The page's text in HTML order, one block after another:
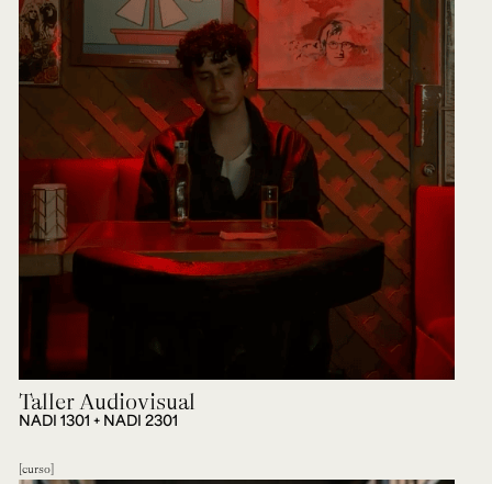
Taller Audiovisual
NADI 1301 + NADI 2301
curso